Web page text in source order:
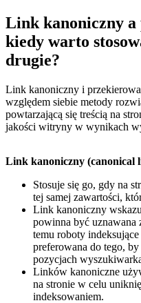
Link kanoniczny a
kiedy warto
drugie?
Link kanoniczny i
względem siebie metody
powtarzającą się treścią na
jakości witryny w wynikach
Link kanoniczny (canonical
Stosuje się go, gdy na
tej samej zawartości,
Link kanoniczny
powinna być uznawana
temu roboty
preferowana do tego,
pozycjach
Linków kanoniczne
na stronie w celu
indeksowaniem.